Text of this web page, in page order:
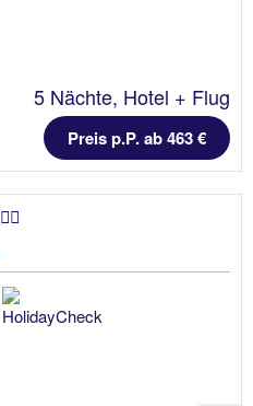
5 Nächte, Hotel + Flug
Preis p.P. ab 463 €